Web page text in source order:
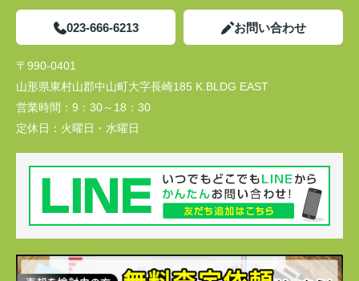
023-666-6213 お問い合わせ
〒990-0401
山形県東村山郡中山町大字長崎185 K.BLDG EAST
営業時間： 9：30～18：30
定休日： 火曜日・水曜日